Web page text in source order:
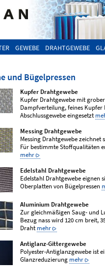
GEWEBE DRAHTGEWEBE
und Bügelpressen
Kupfer Drahtgewebe
Kupfer Drahtgewebe mit
Dampfverteilung, feines
Abschlussgewebe eingesetzt
Messing Drahtgewebe
Messing Drahtgewebe
Für bestimmte Stoffqualitäten
mehr
Edelstahl Drahtgewebe
Edelstahl Drahtgewebe eignen
Oberplatten von Bügelpressen
Aluminium Drahtgewebe
Zur gleichmäßigen Saug- und
Bezug nass wird 120 cm breit,
Draht mehr
Antiglanz-Gittergewebe
Polyester-Antiglanzgewebe ist
Glanzreduzierung mehr